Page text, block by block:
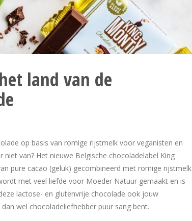
land van de
op basis van romige rijstmelk voor veganisten en
van? Het nieuwe Belgische chocoladelabel King
pure cacao (geluk) gecombineerd met romige rijstmelk
met veel liefde voor Moeder Natuur gemaakt en is
lactose- en glutenvrije chocolade ook jouw
wel chocoladeliefhebber puur sang bent.